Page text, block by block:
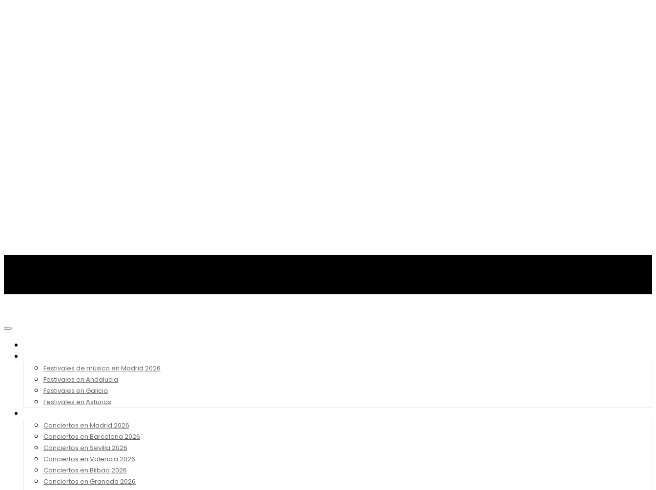
Festivales de música en Madrid 2026
Festivales en Andalucia
Festivales en Galicia
Festivales en Asturias
Conciertos en Madrid 2026
Conciertos en Barcelona 2026
Conciertos en Sevilla 2026
Conciertos en Valencia 2026
Conciertos en Bilbao 2026
Conciertos en Granada 2026